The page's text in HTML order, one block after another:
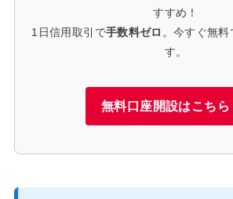
すすめ！
1日信用取引で手数料ゼロ 。今すぐ無料
す。
無料口座開設はこちら